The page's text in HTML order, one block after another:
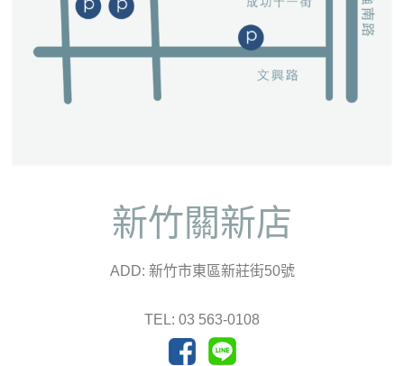
新竹關新店
ADD: 新竹市東區新莊街50號
TEL: 03 563-0108